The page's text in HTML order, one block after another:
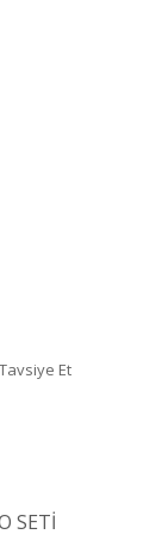
Tavsiye Et
SETİ